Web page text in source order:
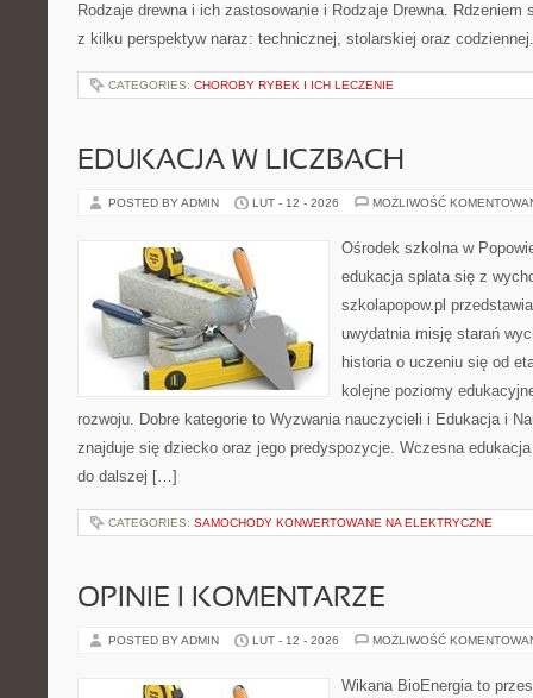
Rodzaje drewna i ich zastosowanie i Rodzaje Drewna. Rdzeniem
z kilku perspektyw naraz: technicznej, stolarskiej oraz
CATEGORIES: CHOROBY RYBEK I ICH LECZENIE
EDUKACJA W LICZBACH
POSTED BY ADMIN LUT - 12 - 2026 MOŻLIWOŚĆ
Ośrodek szkolna w
edukacja splata się z
szkolapopow.pl
uwydatnia misję starań
historia o uczeniu się od
kolejne poziomy
rozwoju. Dobre kategorie to Wyzwania nauczycieli i Edukacja i
znajduje się dziecko oraz jego predyspozycje. Wczesna
do dalszej […]
CATEGORIES: SAMOCHODY KONWERTOWANE NA ELEKTRYCZNE
OPINIE I KOMENTARZE
POSTED BY ADMIN LUT - 12 - 2026 MOŻLIWOŚĆ
Wikana BioEnergia to